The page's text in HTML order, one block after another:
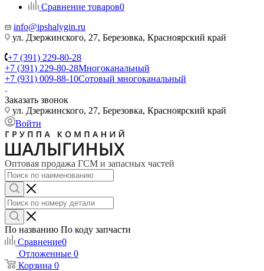
Сравнение товаров0
info@ipshalygin.ru
ул. Дзержинского, 27, Березовка, Красноярский край
+7 (391) 229-80-28
+7 (391) 229-80-28Многоканальный
+7 (931) 009-88-10Сотовый многоканальный
Заказать звонок
ул. Дзержинского, 27, Березовка, Красноярский край
Войти
Оптовая продажа ГСМ и запасных частей
По названию По коду запчасти
Сравнение0
Отложенные 0
Корзина 0